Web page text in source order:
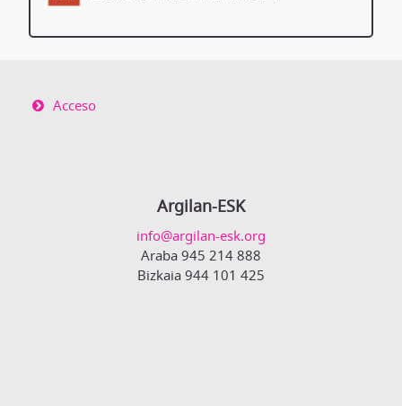
Acceso
Argilan-ESK
info@argilan-esk.org
Araba 945 214 888
Bizkaia 944 101 425